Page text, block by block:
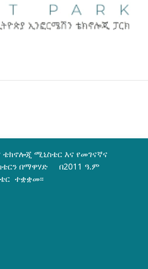
ሚኒስቴር እና የመገናኛና
በማዋሃድ በ2011 ዓ.ም
ተቋቋመ፡፡